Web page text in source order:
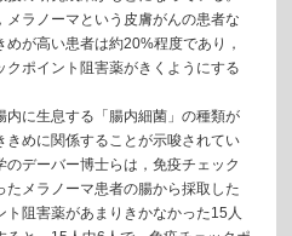
ラノーマという皮膚がんの患者な
が高い患者は約20%程度であり，
クポイント阻害薬がきくようにする
に生息する「腸内細菌」の種類が
めに関係することが示唆されてい
デーバー博士らは，免疫チェック
メラノーマ患者の腸から採取した
阻害薬があまりきかなかった15人